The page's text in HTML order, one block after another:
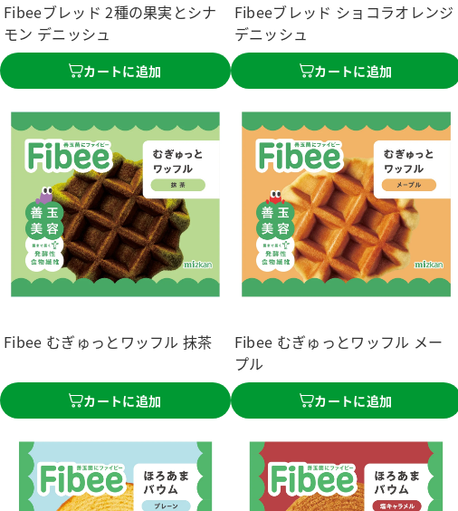
Fibeeブレッド 2種の果実とシナ
モン デニッシュ
カートに追加
Fibeeブレッド ショコラオレンジ
デニッシュ
カートに追加
Fibee むぎゅっとワッフル 抹茶
カートに追加
Fibee むぎゅっとワッフル メー
プル
カートに追加